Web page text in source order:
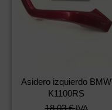
Asidero izquierdo BMW
K1100RS
18,03€